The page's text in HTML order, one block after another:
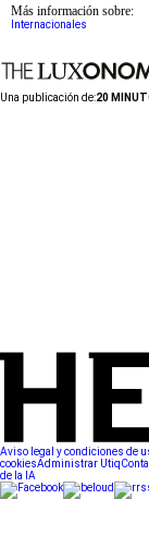
Más información sobre:
Internacionales
Una publicación de:20
Aviso legal y condiciones de
cookiesAdministrar Utiq
de la IA